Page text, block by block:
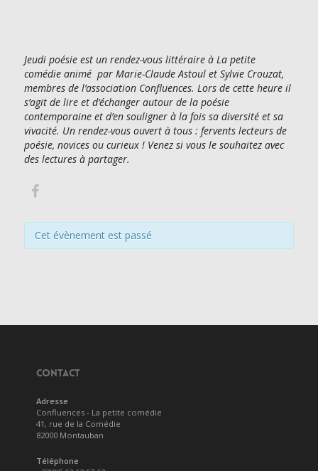
Jeudi poésie est un rendez-vous littéraire à La petite
comédie animé par Marie-Claude Astoul et Sylvie Crouzat,
membres de l’association Confluences. Lors de cette heure il
s’agit de lire et d’échanger autour de la poésie
contemporaine et d’en souligner à la fois sa diversité et sa
vivacité. Un rendez-vous ouvert à tous : fervents lecteurs de
poésie, novices ou curieux ! Venez si vous le souhaitez avec
des lectures à partager.
Cet évènement est passé
CONTACT
Adresse
Confluences - La petite comédie
41, rue de la Comédie
82000 Montauban
Téléphone